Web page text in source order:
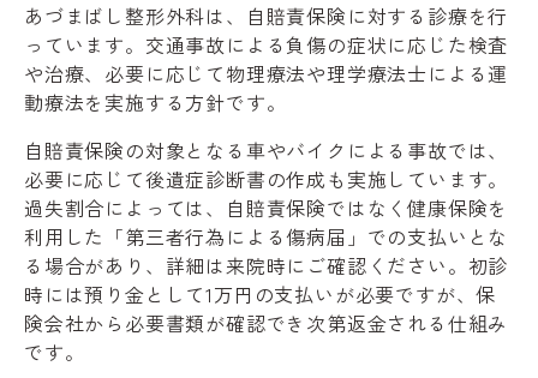
あづまばし整形外科は、自賠責保険に対する診療を行
っています。交通事故による負傷の症状に応じた検査
や治療、必要に応じて物理療法や理学療法士による運
動療法を実施する方針です。
自賠責保険の対象となる車やバイクによる事故では、
必要に応じて後遺症診断書の作成も実施しています。
過失割合によっては、自賠責保険ではなく健康保険を
利用した「第三者行為による傷病届」での支払いとな
る場合があり、詳細は来院時にご確認ください。初診
時には預り金として1万円の支払いが必要ですが、保
険会社から必要書類が確認でき次第返金される仕組み
です。